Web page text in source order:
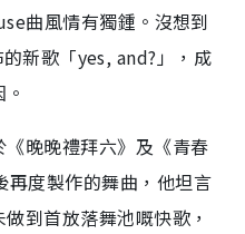
曲風情有獨鍾。沒想到
新歌「yes, and?」，成
晚晚禮拜六》及《青春
再度製作的舞曲，他坦言
到首放落舞池嘅快歌，